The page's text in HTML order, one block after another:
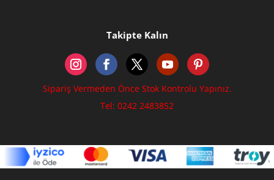
Takipte Kalın
Sipariş Vermeden Önce Stok Kontrolu Yapınız.
Tel: 0242 2483852